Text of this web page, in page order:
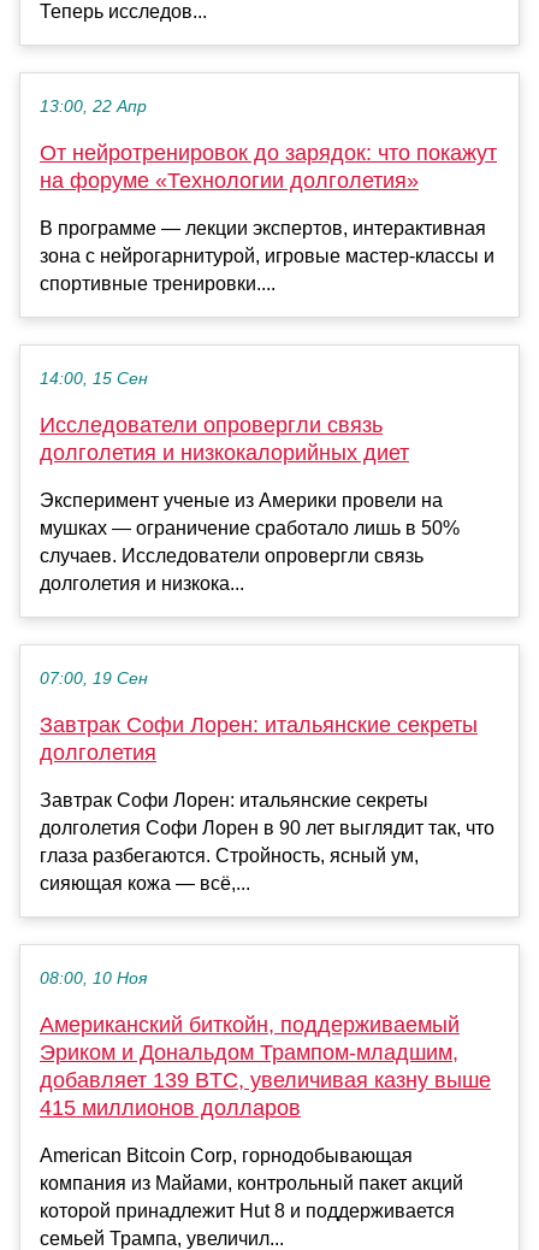
Теперь исследов...
13:00, 22 Апр
От нейротренировок до зарядок: что покажут
на форуме «Технологии долголетия»
В программе — лекции экспертов, интерактивная
зона с нейрогарнитурой, игровые мастер-классы и
спортивные тренировки....
14:00, 15 Сен
Исследователи опровергли связь
долголетия и низкокалорийных диет
Эксперимент ученые из Америки провели на
мушках — ограничение сработало лишь в 50%
случаев. Исследователи опровергли связь
долголетия и низкока...
07:00, 19 Сен
Завтрак Софи Лорен: итальянские секреты
долголетия
Завтрак Софи Лорен: итальянские секреты
долголетия Софи Лорен в 90 лет выглядит так, что
глаза разбегаются. Стройность, ясный ум,
сияющая кожа — всё,...
08:00, 10 Ноя
Американский биткойн, поддерживаемый
Эриком и Дональдом Трампом-младшим,
добавляет 139 BTC, увеличивая казну выше
415 миллионов долларов
American Bitcoin Corp, горнодобывающая
компания из Майами, контрольный пакет акций
которой принадлежит Hut 8 и поддерживается
семьей Трампа, увеличил...